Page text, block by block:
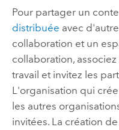
Pour partager un
distribuée avec
collaboration et un
collaboration,
travail et invitez les
L'organisation qui
les autres
invitées. La création